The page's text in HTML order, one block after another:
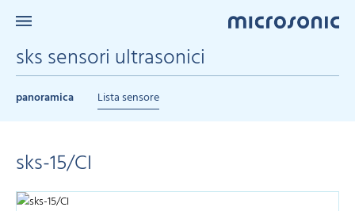
sks sensori ultrasonici
panoramica Lista sensore
sks-15/CI